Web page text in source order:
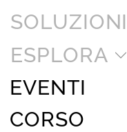
SOLUZIONI
ESPLORA
EVENTI
CORSO